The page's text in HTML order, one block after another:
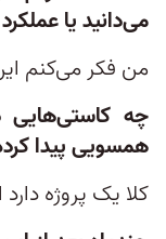
می‌دانید یا
من فکر می‌کنم
چه کاستی‌هایی
همسویی پیدا
کلا یک پروژه